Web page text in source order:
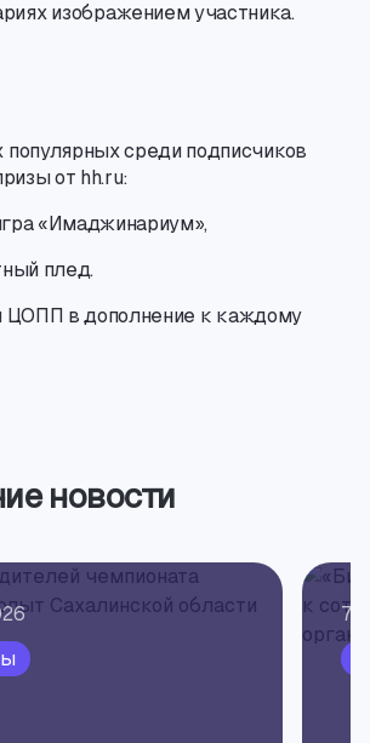
изображением участника.
среди подписчиков
от hh.ru:
«Имаджинариум»,
плед.
ЦОПП в дополнение к каждому
новости
7